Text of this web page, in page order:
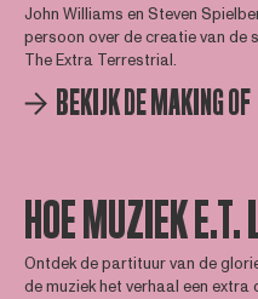
John Williams en Steven
persoon over de creatie van de
The Extra Terrestrial.
BEKIJK DE MAKING OF
HOE MUZIEK E.T.
Ontdek de partituur van de
de muziek het verhaal een extra